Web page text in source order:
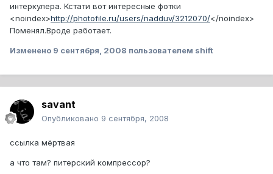
интеркулера. Кстати вот интересные фотки
<noindex>http://photofile.ru/users/nadduv/3212070/</noindex>
Поменял.Вроде работает.
Изменено 9 сентября, 2008 пользователем shift
savant
Опубликовано 9 сентября, 2008
ссылка мёртвая
а что там? питерский компрессор?